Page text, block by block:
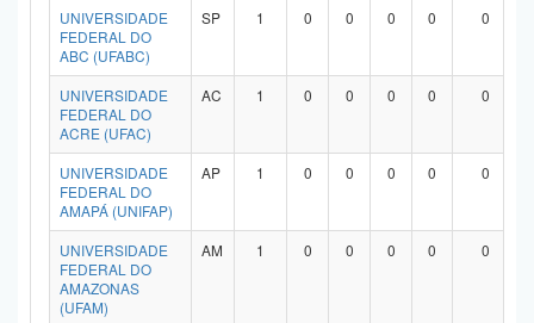
UNIVERSIDADE
FEDERAL DO
ABC (UFABC)
SP 1 0 0 0 0 0
UNIVERSIDADE
FEDERAL DO
ACRE (UFAC)
AC 1 0 0 0 0 0
UNIVERSIDADE
FEDERAL DO
AMAPÁ (UNIFAP)
AP 1 0 0 0 0 0
UNIVERSIDADE
FEDERAL DO
AMAZONAS
(UFAM)
AM 1 0 0 0 0 0